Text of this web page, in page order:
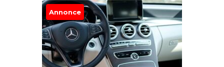
Annonce